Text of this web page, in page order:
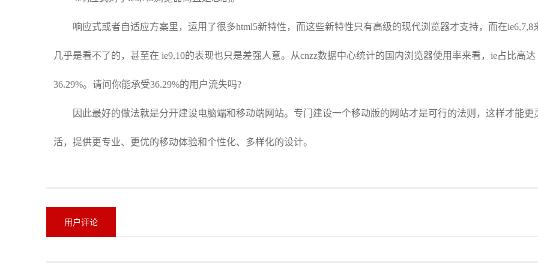
响应式或者自适应方案里，运用了很多html5新特性，而这些新特性只有高级的现代浏览器才支持，而在ie6,7,8
几乎是看不了的，甚至在 ie9,10的表现也只是差强人意。从cnzz数据中心统计的国内浏览器使用率来看，ie占比高达
36.29%。请问你能承受36.29%的用户流失吗?
因此最好的做法就是分开建设电脑端和移动端网站。专门建设一个移动版的网站才是可行的法则，这样才能更
活，提供更专业、更优的移动体验和个性化、多样化的设计。
用户评论